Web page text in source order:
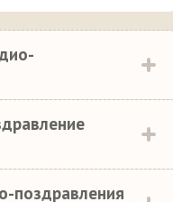
поздравления